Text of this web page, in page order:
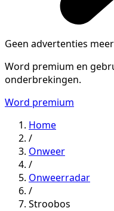
Geen advertenties
Word premium en
onderbrekingen.
Word premium
Home
/
Onweer
/
Onweerradar
/
Stroobos